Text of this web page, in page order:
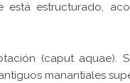
está estructurado,
(caput aquae).
manantiales